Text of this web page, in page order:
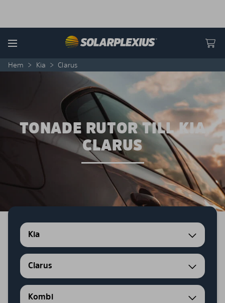
Menu
Hem > Kia > Clarus
TONADE RUTOR TILL KIA
CLARUS
Kia
Clarus
Kombi